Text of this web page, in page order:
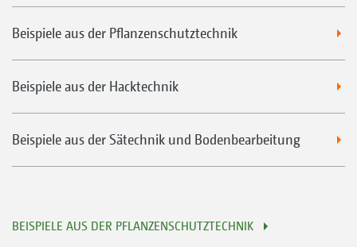
Beispiele aus der Pflanzenschutztechnik
Beispiele aus der Hacktechnik
Beispiele aus der Sätechnik und Bodenbearbeitung
BEISPIELE AUS DER PFLANZENSCHUTZTECHNIK